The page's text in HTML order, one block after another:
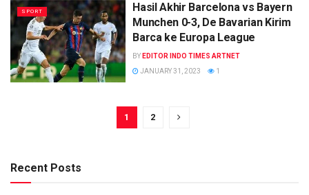
SPORT
Hasil Akhir Barcelona vs Bayern
Munchen 0-3, De Bavarian Kirim
Barca ke Europa League
BY EDITOR INDO TIMES ARTNET
JANUARY 31, 2023
1
1 2
Recent Posts